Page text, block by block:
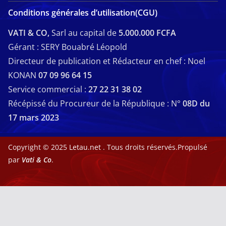
Conditions générales d’utilisation(CGU)
VATI & CO,Sarl au capital de 5.000.000 FCFA
Gérant : SERY Bouabré Léopold
Directeur de publication et Rédacteur en chef : Noel
KONAN 07 09 96 64 15
Service commercial : 27 22 31 38 02
Récépissé du Procureur de la République : N° 08D du
17 mars 2023
Copyright © 2025 Letau.net . Tous droits réservés.Propulsé
par Vati & Co.